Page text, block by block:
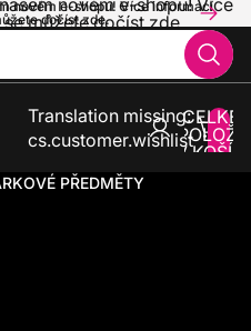
novém e-shopu! Více informací
dočíst zde.
novém e-shopu! Více
můžete dočíst zde.
Translation missing:
cs.customer.wishlist
V
PŘEDMĚTY